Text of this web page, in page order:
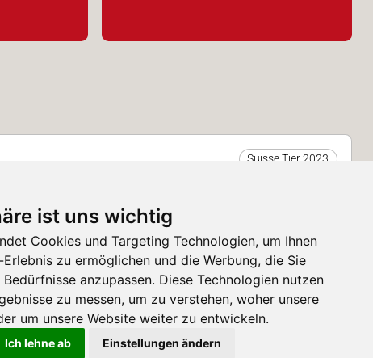
ist uns wichtig
Cookies und Targeting Technologien, um Ihnen
zu ermöglichen und die Werbung, die Sie
Bedürfnisse anzupassen. Diese Technologien nutzen
zu messen, um zu verstehen, woher unsere
um unsere Website weiter zu entwickeln.
Ich lehne ab Einstellungen ändern
Suisse Tier 2023
Suisse Tier 2023